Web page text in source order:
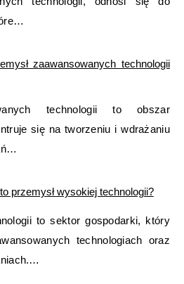
zaawansowanych technologii
technologii to obszar
się na tworzeniu i wdrażaniu
przemysł wysokiej technologii?
to sektor gospodarki, który
technologiach oraz